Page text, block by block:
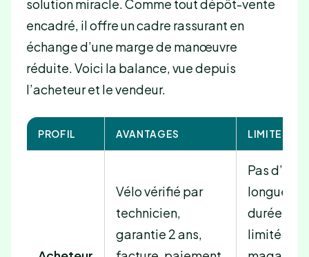
solution miracle. Comme tout dépôt-vente
encadré, il offre un cadre rassurant en
échange d’une marge de manœuvre
réduite. Voici la balance, vue depuis
l’acheteur et le vendeur.
PROFIL AVANTAGES LIMITES
Vélo vérifié par
technicien,
garantie 2 ans,
Pas
longue
durée,
limité par